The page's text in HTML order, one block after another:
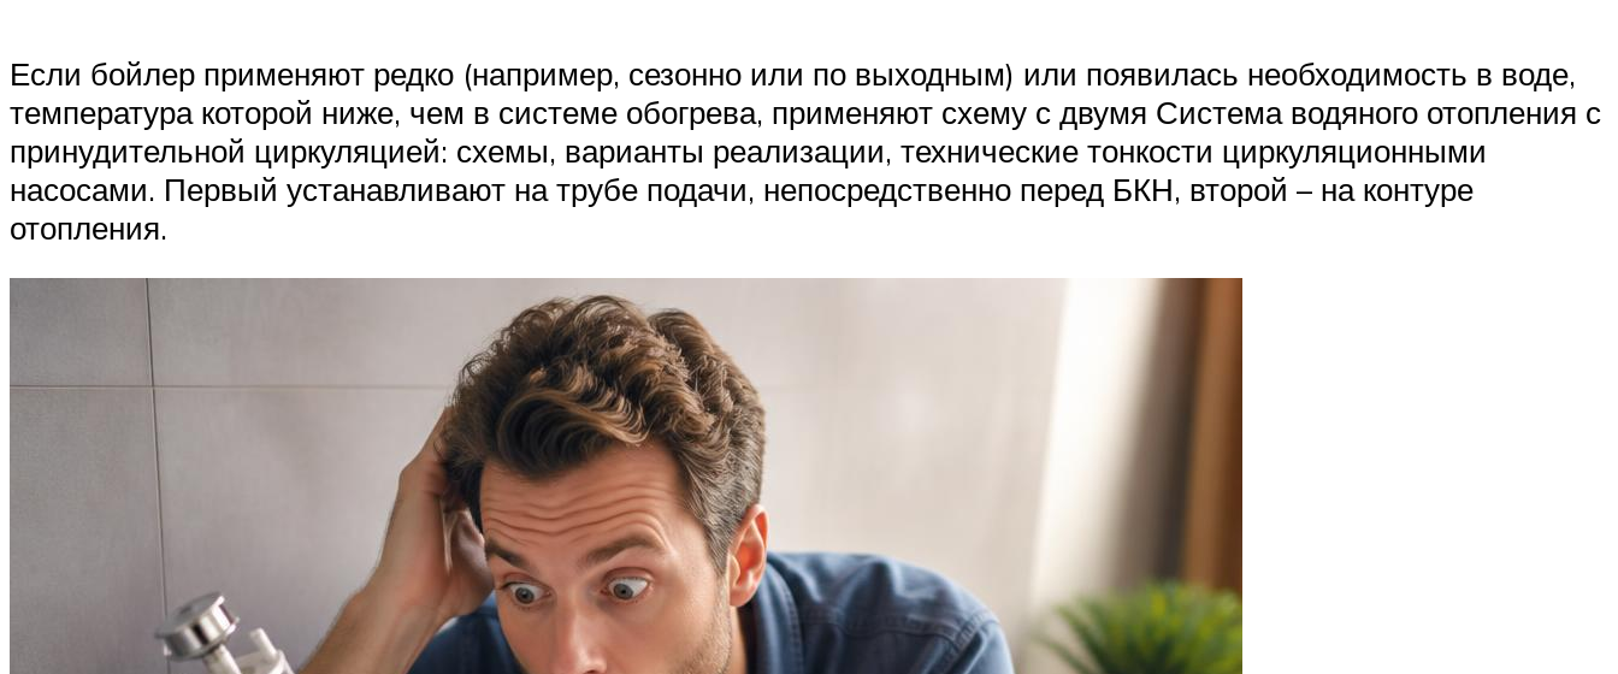
Если бойлер применяют редко (например, сезонно или по выходным) или появилась необходимость в воде,
температура которой ниже, чем в системе обогрева, применяют схему с двумя Система водяного отопления с
принудительной циркуляцией: схемы, варианты реализации, технические тонкости циркуляционными
насосами. Первый устанавливают на трубе подачи, непосредственно перед БКН, второй – на контуре
отопления.